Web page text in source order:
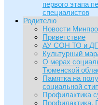
первого этапа
специалистов
Родителю
Новости
Приветствие
АУ СОН ТО и
Культурный
О мерах
Тюменской
Памятка на
социальной
Профилактика
Профилактика.